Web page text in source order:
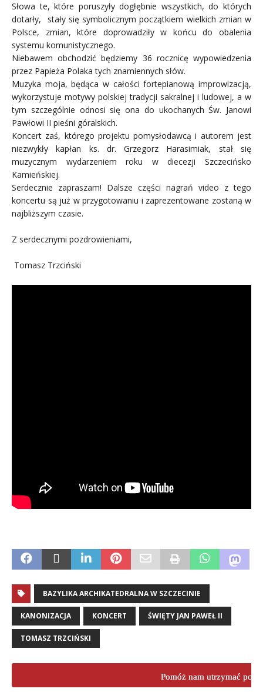
Słowa te, które poruszyły dogłębnie wszystkich, do których
dotarły, stały się symbolicznym początkiem wielkich zmian w
Polsce, zmian, które doprowadziły w końcu do obalenia
systemu komunistycznego.
Niebawem obchodzić będziemy 36 rocznicę wypowiedzenia
przez Papieża Polaka tych znamiennych słów.
Muzyka moja, będąca w całości fortepianową improwizacją,
wykorzystuje motywy polskiej tradycji sakralnej i ludowej, a w
tym szczególnie odnosi się ona do ukochanych Św. Janowi
Pawłowi II pieśni góralskich.
Koncert zaś, którego projektu pomysłodawcą i autorem jest
niezwykły kapłan ks. dr. Grzegorz Harasimiak, stał się
muzycznym wydarzeniem roku w diecezji Szczecińsko
Kamieńskiej.
Serdecznie zapraszam! Dalsze części nagrań video z tego
koncertu są już w przygotowaniu i zaprezentowane zostaną w
najbliższym czasie.
Z serdecznymi pozdrowieniami,
Tomasz Trzciński
BAZYLIKA ARCHIKATEDRALNA W SZCZECINIE
KANONIZACJA KONCERT ŚWIĘTY JAN PAWEŁ II
TOMASZ TRZCIŃSKI
Pomóż nam utrzymać